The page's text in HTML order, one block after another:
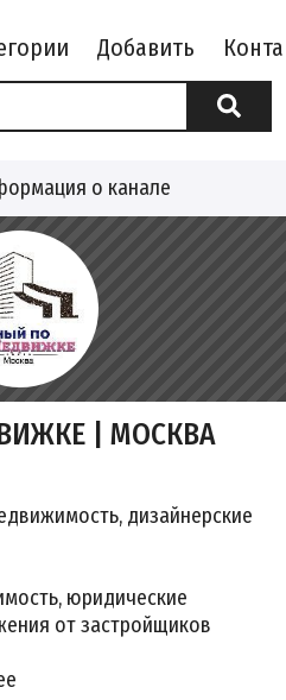
Добавить
о канале
| МОСКВА
дизайнерские
юридические
от застройщиков